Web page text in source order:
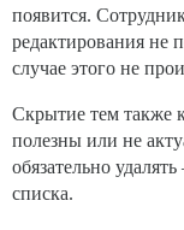
появится.
редактирования не
случае этого не
Скрытие тем также
полезны или не
обязательно
списка.